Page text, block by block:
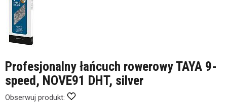
Profesjonalny łańcuch rowerowy TAYA 9-
speed, NOVE91 DHT, silver
Obserwuj produkt: